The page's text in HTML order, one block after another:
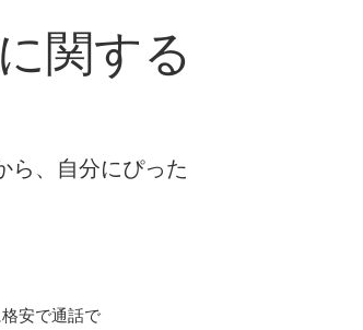
関する
ら、自分にぴった
安で通話で